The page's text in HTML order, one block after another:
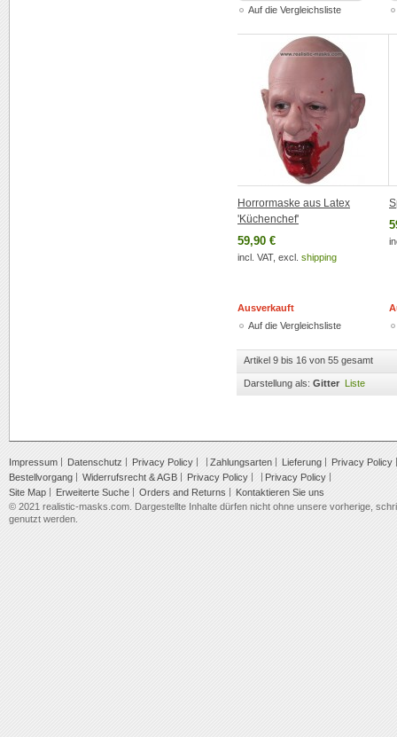
Auf die Vergleichsliste
Horrormaske aus Latex
'Küchenchef'
59,90 €
incl. VAT, excl. shipping
Ausverkauft
Auf die Vergleichsliste
Artikel 9 bis 16 von 55 gesamt
Darstellung als: Gitter Liste
Impressum Datenschutz Privacy Policy Zahlungsarten Lieferung
Privacy Policy
Bestellvorgang
Widerrufsrecht & AGB Privacy Policy
Privacy Policy
Site Map
Erweiterte Suche Orders and Returns
Kontaktieren Sie uns
© 2021 realistic-masks.com. Dargestellte Inhalte dürfen nicht ohne unsere vorherige,
genutzt werden.